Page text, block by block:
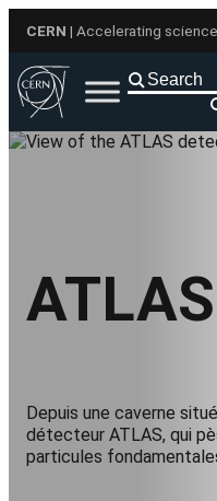
contenu
CERN | Accelerating science
ATLAS
Depuis une caverne
détecteur ATLAS, qui
particules